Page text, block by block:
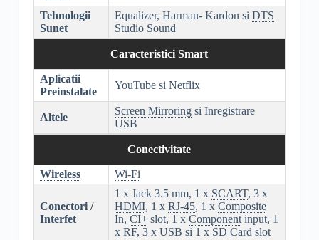
Tehnologii
Sunet
Equalizer, Harman- Kardon si DTS
Studio Sound
Caracteristici Smart
Aplicatii
Preinstalate
YouTube si Netflix
Altele
Screen Mirroringsi Inregistrare
USB
Conectivitate
Wireless Wi-Fi
Conectori /
Interfet
1 x Jack 3.5 mm, 1 x SCART, 3 x
HDMI, 1 x RJ-45, 1 x Composite
In, CI+slot, 1 x Componentinput, 1
x RF, 3 x USB si 1 x SD Card slot